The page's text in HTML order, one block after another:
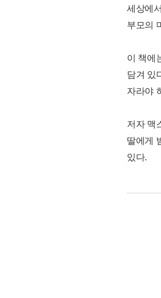
세상에
부모의
이 책에
담겨 있
자라야
저자 맥
딸에게
있다.